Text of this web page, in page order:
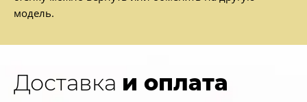
модель.
Доставка и оплата